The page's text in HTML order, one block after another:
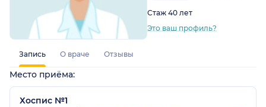
Стаж 40 лет
Это ваш профиль?
Запись О враче Отзывы
Место приёма:
Хоспис №1